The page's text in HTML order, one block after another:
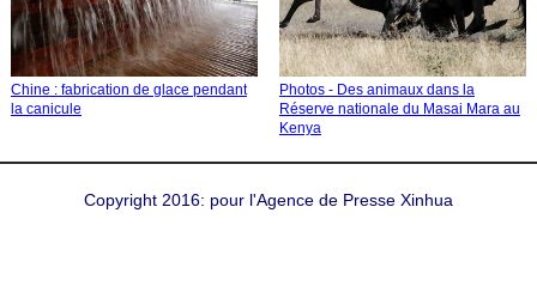
Chine : fabrication de glace pendant
la canicule
Photos - Des animaux dans la
Réserve nationale du Masai Mara au
Kenya
Copyright 2016: pour l'Agence de Presse Xinhua